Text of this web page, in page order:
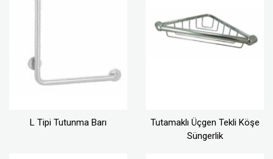
L Tipi Tutunma Barı
Tutamaklı Üçgen Tekli Köşe
Süngerlik